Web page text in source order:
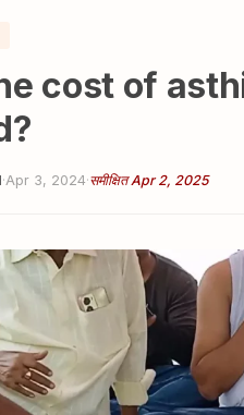
cost of
·Apr 3, 2024·समीक्षित Apr 2, 2025